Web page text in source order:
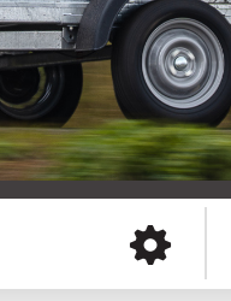
Přepravníky
minibagrů